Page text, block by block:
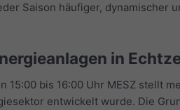
Saison häufiger, dynamischer
in
15:00 bis 16:00 Uhr MESZ stellt
entwickelt wurde. Die